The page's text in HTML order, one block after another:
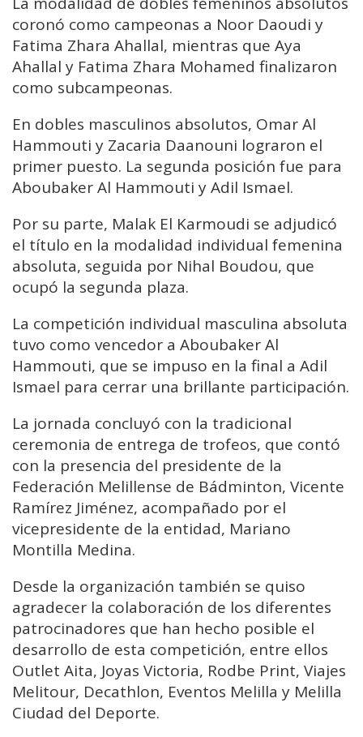
coronó como campeonas a Noor Daoudi y
Fatima Zhara Ahallal, mientras que Aya
Ahallal y Fatima Zhara Mohamed finalizaron
como subcampeonas.
En dobles masculinos absolutos, Omar Al
Hammouti y Zacaria Daanouni lograron el
primer puesto. La segunda posición fue para
Aboubaker Al Hammouti y Adil Ismael.
Por su parte, Malak El Karmoudi se adjudicó
el título en la modalidad individual femenina
absoluta, seguida por Nihal Boudou, que
ocupó la segunda plaza.
La competición individual masculina absoluta
tuvo como vencedor a Aboubaker Al
Hammouti, que se impuso en la final a Adil
Ismael para cerrar una brillante participación.
La jornada concluyó con la tradicional
ceremonia de entrega de trofeos, que contó
con la presencia del presidente de la
Federación Melillense de Bádminton, Vicente
Ramírez Jiménez, acompañado por el
vicepresidente de la entidad, Mariano
Montilla Medina.
Desde la organización también se quiso
agradecer la colaboración de los diferentes
patrocinadores que han hecho posible el
desarrollo de esta competición, entre ellos
Outlet Aita, Joyas Victoria, Rodbe Print, Viajes
Melitour, Decathlon, Eventos Melilla y Melilla
Ciudad del Deporte.